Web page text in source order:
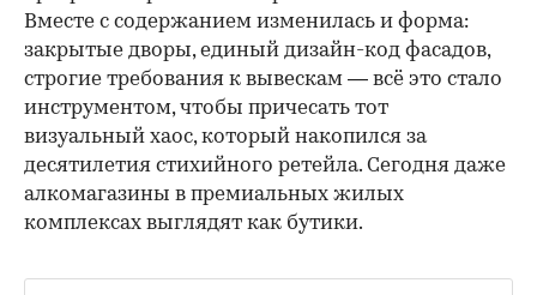
Вместе с содержанием изменилась и форма:
закрытые дворы, единый дизайн-код фасадов,
строгие требования к вывескам — всё это стало
инструментом, чтобы причесать тот
визуальный хаос, который накопился за
десятилетия стихийного ретейла. Сегодня даже
алкомагазины в премиальных жилых
комплексах выглядят как бутики.